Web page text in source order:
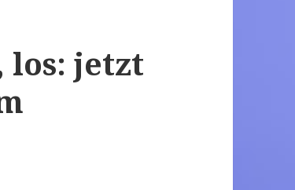
los: jetzt